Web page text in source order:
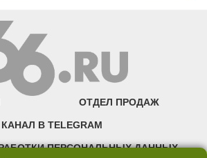
ОТДЕЛ ПРОДАЖ
КАНАЛ В TELEGRAM
ПЕРСОНАЛЬНЫХ ДАННЫХ